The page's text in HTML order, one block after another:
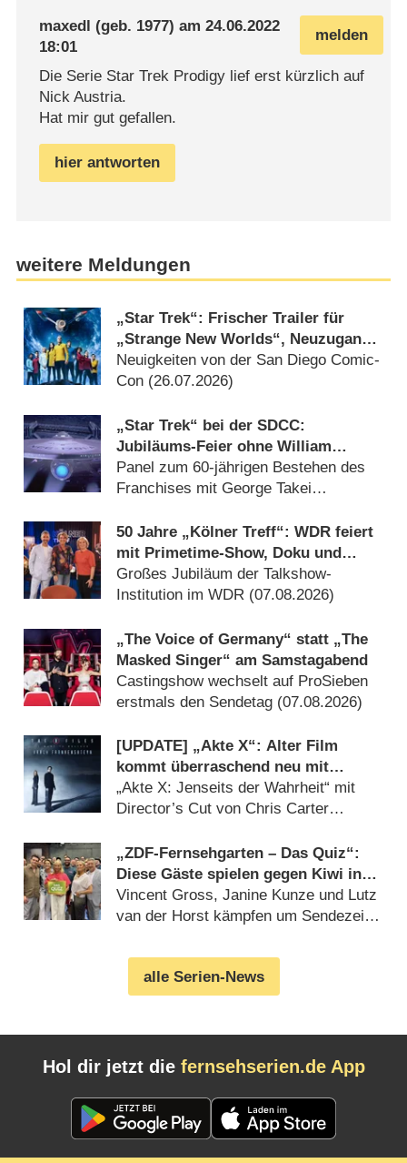
melden
maxedl (geb. 1977) am24.06.2022
18:01
Die Serie Star Trek Prodigy lief erst kürzlich auf
Nick Austria.
Hat mir gut gefallen.
hier antworten
weitere Meldungen
„Star Trek“: Frischer Trailer für
„Strange New Worlds“, Neuzugang
bei „Starfleet Academy“ und „Star
Trek: Scouts“
Neuigkeiten von der San Diego Comic-
Con (26.07.2026)
„Star Trek“ bei der SDCC:
Jubiläums-Feier ohne William
Shatner
Panel zum 60-jährigen Bestehen des
Franchises mit George Takei
50 Jahre „Kölner Treff“: WDR feiert
mit Primetime-Show, Doku und
Rückblicken
Großes Jubiläum der Talkshow-
Institution im WDR (07.08.2026)
„The Voice of Germany“ statt „The
Masked Singer“ am Samstagabend
Castingshow wechselt auf ProSieben
erstmals den Sendetag (07.08.2026)
[UPDATE] „Akte X“: Alter Film
kommt überraschend neu mit
deutlich mehr Horror
„Akte X: Jenseits der Wahrheit“ mit
Director’s Cut von Chris Carter
„ZDF-Fernsehgarten – Das Quiz“:
Diese Gäste spielen gegen Kiwi in
der Sonderfolge am 9. August 2026
Vincent Gross, Janine Kunze und Lutz
van der Horst kämpfen um Sendezeit
alle Serien-News
Hol dir jetzt die fernsehserien.de App